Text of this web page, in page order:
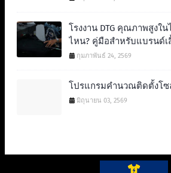
โรงงาน DTG คุณภาพสูงใ
ไหน? คู่มือสำหรับแบรนด์เ
กุมภาพันธ์ 24, 2569
โปรแกรมคำนวณติดตั้งโซ
มิถุนายน 03, 2569